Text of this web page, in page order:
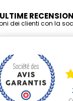
dei clienti con la